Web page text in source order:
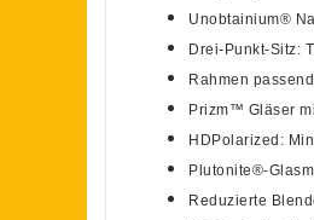
Unobtainium®
Drei-Punkt-Sitz:
Rahmen
Prizm™ Gläser
HDPolarized:
Plutonite®-
Reduzierte